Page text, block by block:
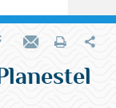
Partager sur Facebook
Envoyer par e-mail
Imprimer